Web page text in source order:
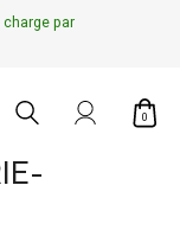
charge par
0